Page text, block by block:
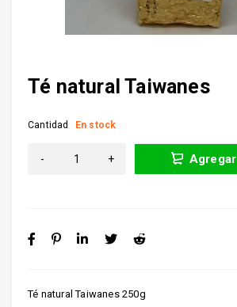
Té natural Taiwanes
Té natural Taiwanes 250g
Cantidad En stock